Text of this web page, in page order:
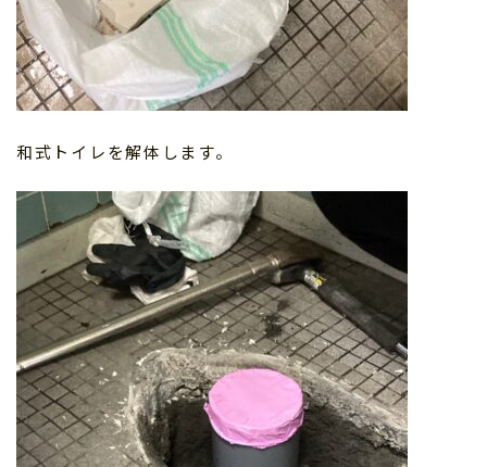
和式トイレを解体します。